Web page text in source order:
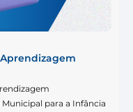
para a Infância